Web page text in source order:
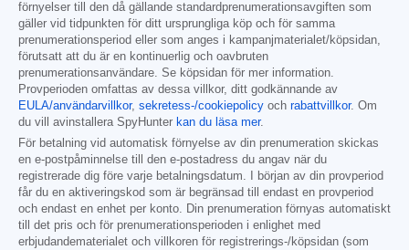
förnyelser till den då gällande standardprenumerationsavgiften som
gäller vid tidpunkten för ditt ursprungliga köp och för samma
prenumerationsperiod eller som anges i kampanjmaterialet/köpsidan,
förutsatt att du är en kontinuerlig och oavbruten
prenumerationsanvändare. Se köpsidan för mer information.
Provperioden omfattas av dessa villkor, ditt godkännande av
EULA/användarvillkor, sekretess-/cookiepolicy och rabattvillkor. Om
du vill avinstallera SpyHunter kan du läsa mer.
För betalning vid automatisk förnyelse av din prenumeration skickas
en e-postpåminnelse till den e-postadress du angav när du
registrerade dig före varje betalningsdatum. I början av din provperiod
får du en aktiveringskod som är begränsad till endast en provperiod
och endast en enhet per konto. Din prenumeration förnyas automatiskt
till det pris och för prenumerationsperioden i enlighet med
erbjudandematerialet och villkoren för registrerings-/köpsidan (som